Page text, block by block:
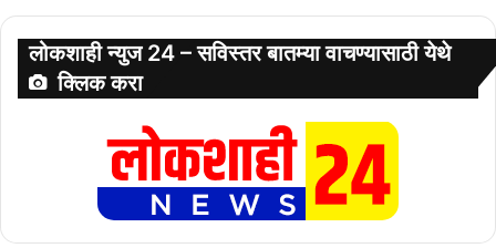
लोकशाही न्युज 24 – सविस्तर बातम्या वाचण्यासाठी येथे
क्लिक करा